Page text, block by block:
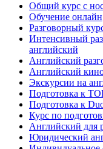
Общий курс с
Обучение онлайн
Разговорный
Интенсивный
английский
Английский
Английский
Экскурсии на
Подготовка к
Подготовка к
Курс по
Английский для
Юридический